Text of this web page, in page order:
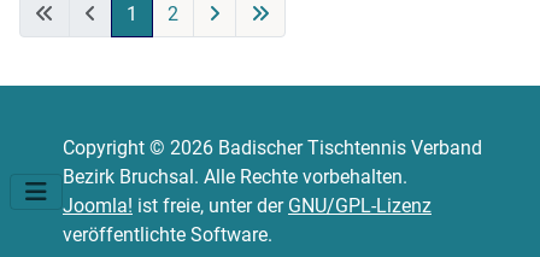
1 2
Copyright © 2026 Badischer Tischtennis Verband
Bezirk Bruchsal. Alle Rechte vorbehalten.
Joomla! ist freie, unter der GNU/GPL-Lizenz
veröffentlichte Software.